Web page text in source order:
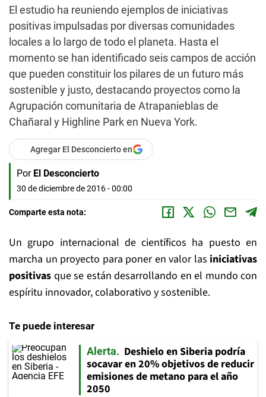
El estudio ha reuniendo ejemplos de iniciativas
positivas impulsadas por diversas comunidades
locales a lo largo de todo el planeta. Hasta el
momento se han identificado seis campos de acción
que pueden constituir los pilares de un futuro más
sostenible y justo, destacando proyectos como la
Agrupación comunitaria de Atrapanieblas de
Chañaral y Highline Park en Nueva York.
Agregar El Desconcierto en
Por El Desconcierto
30 de diciembre de 2016 - 00:00
Comparte esta nota:
Un grupo internacional de científicos ha puesto en
marcha un proyecto para poner en valor las iniciativas
positivas que se están desarrollando en el mundo con
espíritu innovador, colaborativo y sostenible.
Te puede interesar
Alerta
Deshielo en Siberia podría
socavar en 20% objetivos de reducir
emisiones de metano para el año
2050